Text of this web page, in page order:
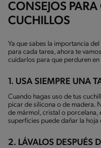
CONSEJOS PARA
CUCHILLOS
Ya que sabes la importancia
para cada tarea, ahora te
cuidarlos para que perduren
1. USA SIEMPRE UNA
Cuando hagas uso de tus
picar de silicona o de madera.
de mármol, cristal o
superficies puede dañar la hoja
2. LÁVALOS DESPUÉS